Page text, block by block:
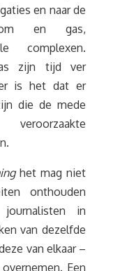
en naar de
en gas,
complexen.
zijn tijd ver
is het dat er
die de mede
het mag niet
onthouden
in
van dezelfde
van elkaar –
Een